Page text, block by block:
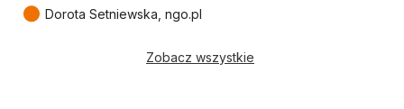
● Dorota Setniewska, ngo.pl
Zobacz wszystkie